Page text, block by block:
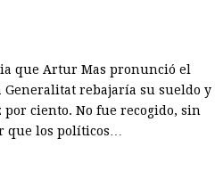
que Artur Mas pronunció el
rebajaría su sueldo y
ciento. No fue recogido, sin
que los políticos…